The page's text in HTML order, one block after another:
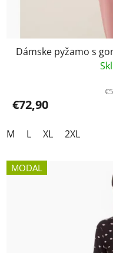
Dámske pyžamo s
€72,90
M L XL 2XL
MODAL